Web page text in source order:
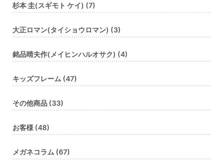
杉本 圭(スギモト ケイ) (7)
大正ロマン(タイショウロマン) (3)
銘品晴夫作(メイヒンハルオサク) (4)
キッズフレーム (47)
その他商品 (33)
お客様 (48)
メガネコラム (67)